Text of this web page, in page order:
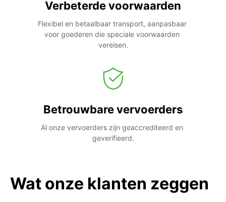
Verbeterde voorwaarden
Flexibel en betaalbaar transport, aanpasbaar
voor goederen die speciale voorwaarden
vereisen.
Betrouwbare vervoerders
Al onze vervoerders zijn geaccrediteerd en
geverifieerd.
Wat onze klanten zeggen